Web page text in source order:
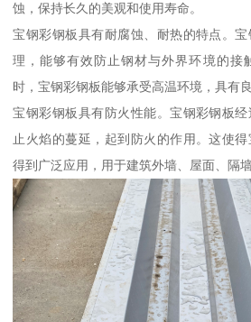
蚀，保持长久的美观和使用寿命。
宝钢彩钢板具有耐腐蚀、耐热的特点。
理，能够有效防止钢材与外界环境的接
时，宝钢彩钢板能够承受高温环境，具有
宝钢彩钢板具有防火性能。宝钢彩钢板
止火焰的蔓延，起到防火的作用。这使
得到广泛应用，用于建筑外墙、屋面、隔墙